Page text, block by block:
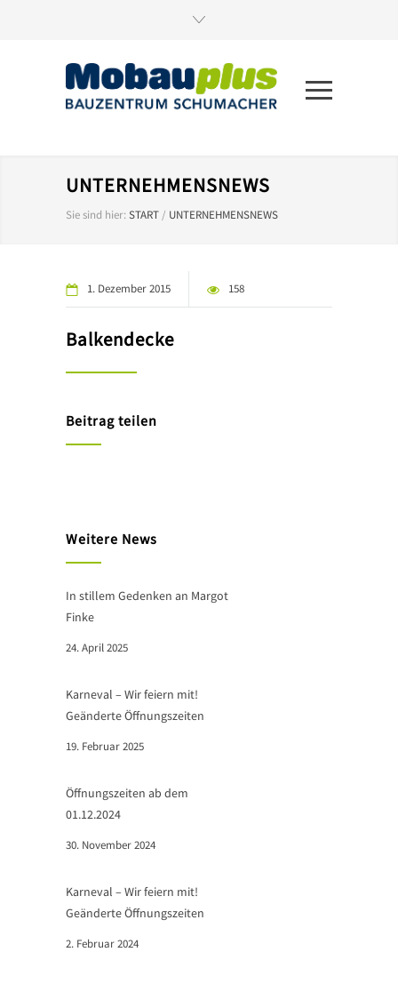
UNTERNEHMENSNEWS
Sie sind hier:START / UNTERNEHMENSNEWS
1. Dezember 2015 158
Balkendecke
Beitrag teilen
Weitere News
In stillem Gedenken an Margot
Finke
24. April 2025
Karneval – Wir feiern mit!
Geänderte Öffnungszeiten
19. Februar 2025
Öffnungszeiten ab dem
01.12.2024
30. November 2024
Karneval – Wir feiern mit!
Geänderte Öffnungszeiten
2. Februar 2024